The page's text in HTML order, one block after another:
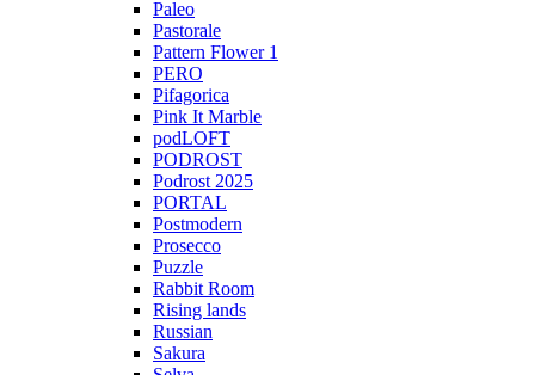
Paleo
Pastorale
Pattern Flower 1
PERO
Pifagorica
Pink It Marble
podLOFT
PODROST
Podrost 2025
PORTAL
Postmodern
Prosecco
Puzzle
Rabbit Room
Rising lands
Russian
Sakura